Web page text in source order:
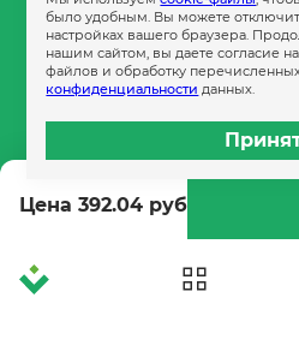
Цена 392.04 руб
Пленка
Пакеты и сумки
Контейнеры
Бумага офисная
Гигиеническая продукция
было удобным. Вы можете
настройках вашего браузера.
нашим сайтом, вы даете согласие
файлов и обработку
конфиденциальности данных.